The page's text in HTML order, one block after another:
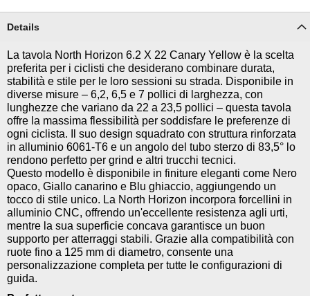
Details
La tavola North Horizon 6.2 X 22 Canary Yellow è la scelta
preferita per i ciclisti che desiderano combinare durata,
stabilità e stile per le loro sessioni su strada. Disponibile in
diverse misure – 6,2, 6,5 e 7 pollici di larghezza, con
lunghezze che variano da 22 a 23,5 pollici – questa tavola
offre la massima flessibilità per soddisfare le preferenze di
ogni ciclista. Il suo design squadrato con struttura rinforzata
in alluminio 6061-T6 e un angolo del tubo sterzo di 83,5° lo
rendono perfetto per grind e altri trucchi tecnici.
Questo modello è disponibile in finiture eleganti come Nero
opaco, Giallo canarino e Blu ghiaccio, aggiungendo un
tocco di stile unico. La North Horizon incorpora forcellini in
alluminio CNC, offrendo un'eccellente resistenza agli urti,
mentre la sua superficie concava garantisce un buon
supporto per atterraggi stabili. Grazie alla compatibilità con
ruote fino a 125 mm di diametro, consente una
personalizzazione completa per tutte le configurazioni di
guida.